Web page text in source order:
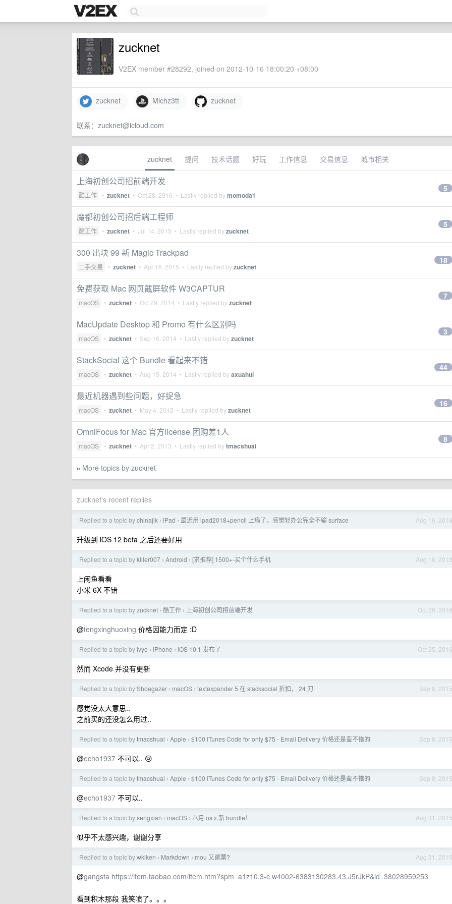
zucknet
V2EX member #28292, joined on 2012-10-16 18:00:20 +08:00
zucknet Michz3tt zucknet
联系： zucknet@icloud.com
zucknet 提问 技术话题 好玩 工作信息 交易信息 城市相关
上海初创公司招前端开发
酷工作 • zucknet • Oct 28, 2016 • Lastly replied bymomoda1
5
魔都初创公司招后端工程师
酷工作 • zucknet • Jul 14, 2015 • Lastly replied byzucknet
5
300 出块 99 新 Magic Trackpad
二手交易 • zucknet • Apr 16, 2015 • Lastly replied byzucknet
18
免费获取 Mac 网页截屏软件 W3CAPTUR
macOS • zucknet • Oct 29, 2014 • Lastly replied byzucknet
7
MacUpdate Desktop 和 Promo 有什么区别吗
macOS • zucknet • Sep 16, 2014 • Lastly replied byzucknet
3
StackSocial 这个 Bundle 看起来不错
macOS • zucknet • Aug 15, 2014 • Lastly replied byaxuahui
44
最近机器遇到些问题，好捉急
macOS • zucknet • May 4, 2013 • Lastly replied byzucknet
16
OmniFocus for Mac 官方license 团购差1人
macOS • zucknet • Apr 2, 2013 • Lastly replied bytmacshuai
8
» More topics by zucknet
zucknet's recent replies
Aug 16, 2018
Replied to a topic bychinajik › iPad › 最近用 ipad2018+pencil 上瘾了，感觉轻办公完全不输 surface
升级到 iOS 12 beta 之后还要好用
Aug 16, 2018
Replied to a topic bykiller007 › Android › [求推荐] 1500+-买个什么手机
上闲鱼看看
小米 6X 不错
Oct 26, 2016
Replied to a topic byzucknet › 酷工作 › 上海初创公司招前端开发
@fengxinghuoxing 价格因能力而定 :D
Oct 25, 2016
Replied to a topic by lvye › iPhone › iOS 10.1 发布了
然而 Xcode 并没有更新
Sep 8, 2015
Replied to a topic byShoegazer › macOS › textexpander 5 在 stacksocial 折扣， 24 刀
感觉没太大意思..
之前买的还没怎么用过..
Sep 8, 2015
Replied to a topic bytmacshuai › Apple › $100 iTunes Code for only $75 - Email Delivery 价格还是蛮不错的
@echo1937 不可以.. 😢
Sep 8, 2015
Replied to a topic bytmacshuai › Apple › $100 iTunes Code for only $75 - Email Delivery 价格还是蛮不错的
@echo1937 不可以..
Aug 31, 2015
Replied to a topic bysengxian › macOS › 八月 os x 新 bundle！
似乎不太感兴趣，谢谢分享
Aug 31, 2015
Replied to a topic bywklken › Markdown › mou 又跳票?
@gangsta https://item.taobao.com/item.htm?spm=a1z10.3-c.w4002-6383130283.43.J5rJkP&id=38028959253
看到积木那段 我笑喷了。。。